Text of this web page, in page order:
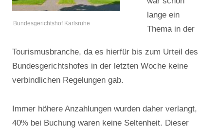
Bundesgerichtshof Karlsruhe
lange ein
Thema in der
Tourismusbranche, da es hierfür bis zum Urteil des
Bundesgerichtshofes in der letzten Woche keine
verbindlichen Regelungen gab.
Immer höhere Anzahlungen wurden daher verlangt,
40% bei Buchung waren keine Seltenheit. Dieser